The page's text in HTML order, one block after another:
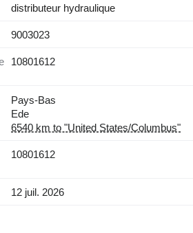
distributeur hydraulique
9003023
10801612
Pays-Bas
Ede
6540 km to "United States/Columbus"
10801612
12 juil. 2026